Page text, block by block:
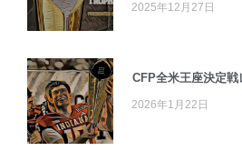
2025年12月27日
CFP全米王座決定戦
2026年1月22日